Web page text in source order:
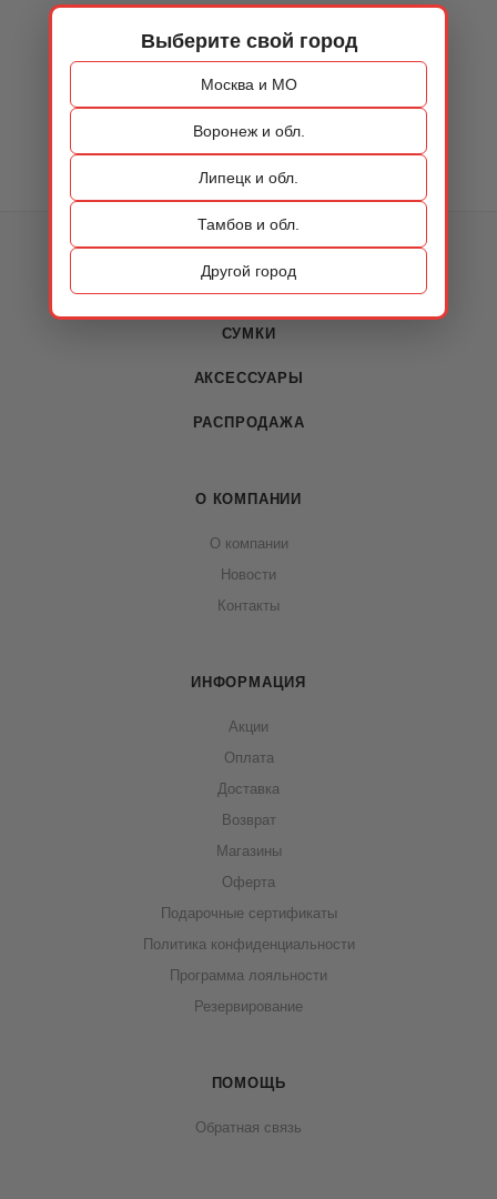
Выберите свой город
Москва и МО
Воронеж и обл.
Липецк и обл.
Тамбов и обл.
Другой город
КАТАЛОГ
ОБУВЬ
СУМКИ
АКСЕССУАРЫ
РАСПРОДАЖА
О КОМПАНИИ
О компании
Новости
Контакты
ИНФОРМАЦИЯ
Акции
Оплата
Доставка
Возврат
Магазины
Оферта
Подарочные сертификаты
Политика конфиденциальности
Программа лояльности
Резервирование
ПОМОЩЬ
Обратная связь